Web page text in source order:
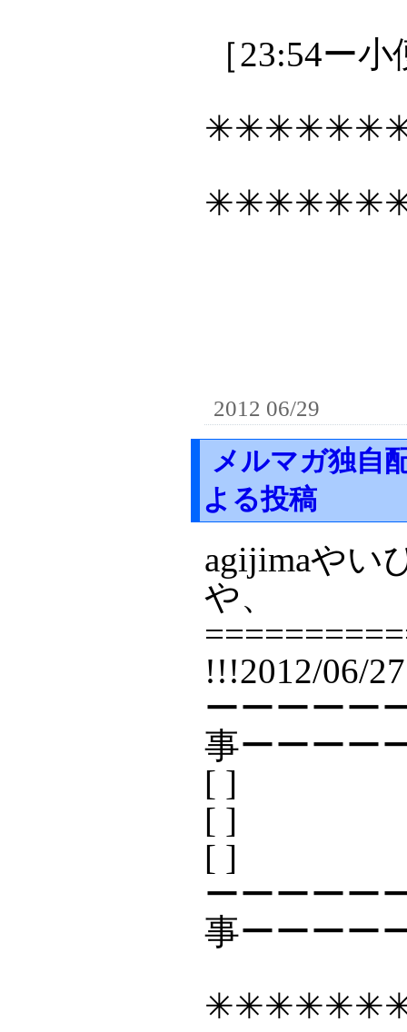
［23:54ー
2012 06/29
メルマガ独自
よる投稿
agijimaやい
や、
!!!2012/06/
ーーーーー
事ーーーー
[ ]
[ ]
[ ]
ーーーーー
事ーーーー